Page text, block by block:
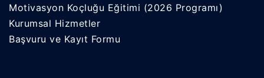
Motivasyon Koçluğu Eğitimi (2026 Programı)
Kurumsal Hizmetler
Başvuru ve Kayıt Formu